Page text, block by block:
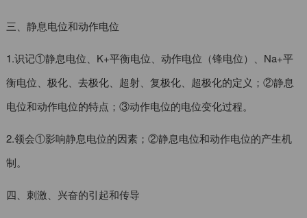
三、静息电位和动作电位
1.识记①静息电位、K+平衡电位、动作电位（锋电位）、Na+平
衡电位、极化、去极化、超射、复极化、超极化的定义；②静息
电位和动作电位的特点；③动作电位的电位变化过程。
2.领会①影响静息电位的因素；②静息电位和动作电位的产生机
制。
四、刺激、兴奋的引起和传导